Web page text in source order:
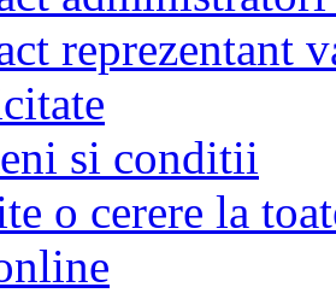
reprezentant
si conditii
o cerere la